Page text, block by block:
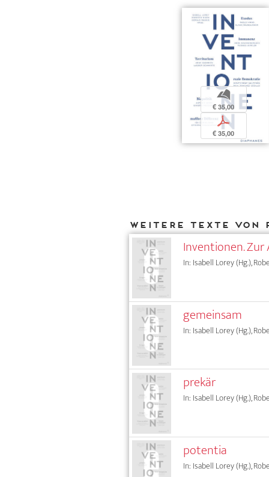
b
€ 35,00
p
€ 35,00
Weitere Texte von
Inventionen.
In: Isabell Lorey (Hg.),
gemeinsam
In: Isabell Lorey (Hg.),
prekär
In: Isabell Lorey (Hg.),
potentia
In: Isabell Lorey (Hg.),